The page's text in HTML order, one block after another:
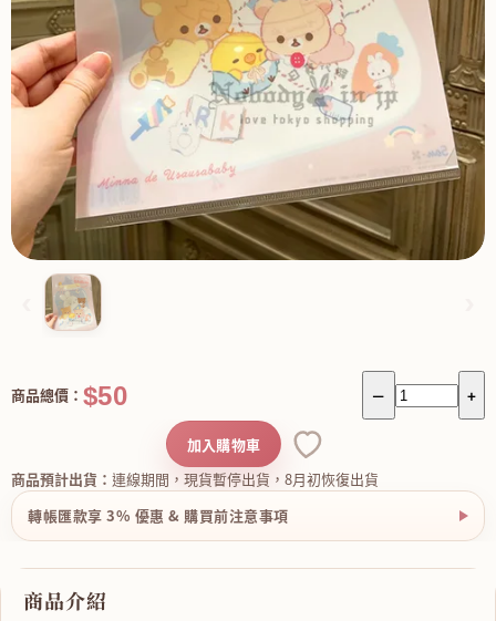
－ +
商品總價： $50
商品預計出貨： 連線期間，現貨暫停出貨，8月初恢復出貨
加入購物車
轉帳匯款享 3% 優惠 & 購買前注意事項
商品介紹